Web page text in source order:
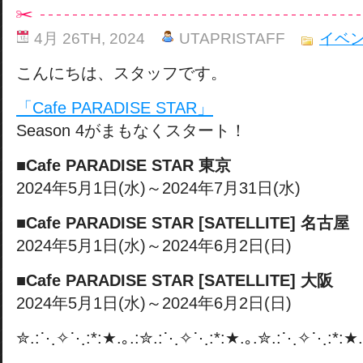
4月 26TH, 2024 UTAPRISTAFF イベ
こんにちは、スタッフです。
「Cafe PARADISE STAR」
Season 4がまもなくスタート！
■Cafe PARADISE STAR 東京
2024年5月1日(水)～2024年7月31日(水)
■Cafe PARADISE STAR [SATELLITE] 名古屋
2024年5月1日(水)～2024年6月2日(日)
■Cafe PARADISE STAR [SATELLITE] 大阪
2024年5月1日(水)～2024年6月2日(日)
✮.:⋱✧⋱:*:★.｡.:✮.:⋱✧⋱:*:★.｡